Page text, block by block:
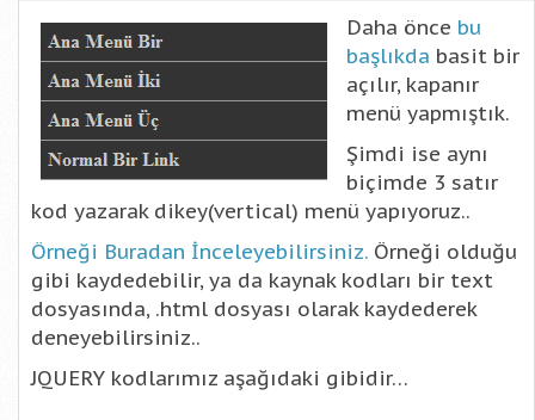
Daha önce bu
başlıkda basit bir
açılır, kapanır
menü yapmıştık.
Şimdi ise aynı
biçimde 3 satır
kod yazarak dikey(vertical) menü yapıyoruz..
Örneği Buradan İnceleyebilirsiniz. Örneği olduğu
gibi kaydedebilir, ya da kaynak kodları bir text
dosyasında, .html dosyası olarak kaydederek
deneyebilirsiniz..
JQUERY kodlarımız aşağıdaki gibidir…